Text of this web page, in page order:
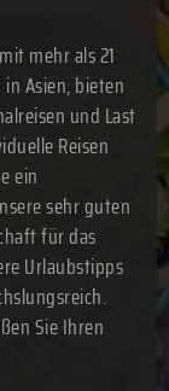
mehr als 21
Asien, bieten
und Last
Reisen
ein
sehr guten
für das
Urlaubstipps
Sie Ihren